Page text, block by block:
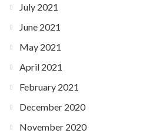
July 2021
June 2021
May 2021
April 2021
February 2021
December 2020
November 2020